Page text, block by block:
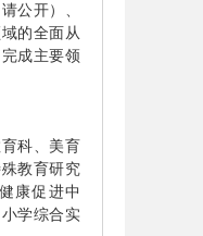
公开）、
的全面从
成主要领
科、美育
教育研究
康促进中
学综合实